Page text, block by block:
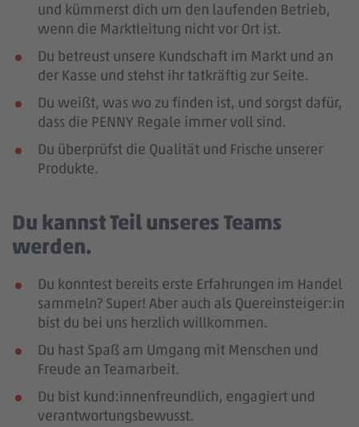
und kümmerst dich um den laufenden Betrieb,
wenn die Marktleitung nicht vor Ort ist.
Du betreust unsere Kundschaft im Markt und an
der Kasse und stehst ihr tatkräftig zur Seite.
Du weißt, was wo zu finden ist, und sorgst dafür,
dass die PENNY Regale immer voll sind.
Du überprüfst die Qualität und Frische unserer
Produkte.
Du kannst Teil unseres Teams
werden.
Du konntest bereits erste Erfahrungen im Handel
sammeln? Super! Aber auch als Quereinsteiger:in
bist du bei uns herzlich willkommen.
Du hast Spaß am Umgang mit Menschen und
Freude an Teamarbeit.
Du bist kund:innenfreundlich, engagiert und
verantwortungsbewusst.